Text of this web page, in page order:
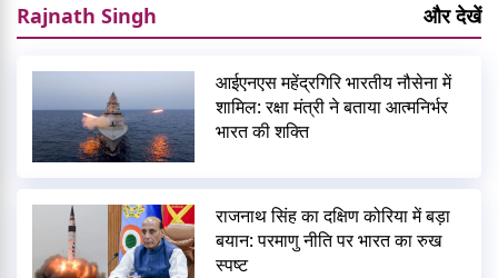
Rajnath Singh और देखें
आईएनएस महेंद्रगिरि भारतीय नौसेना में
शामिल: रक्षा मंत्री ने बताया आत्मनिर्भर
भारत की शक्ति
राजनाथ सिंह का दक्षिण कोरिया में बड़ा
बयान: परमाणु नीति पर भारत का रुख
स्पष्ट